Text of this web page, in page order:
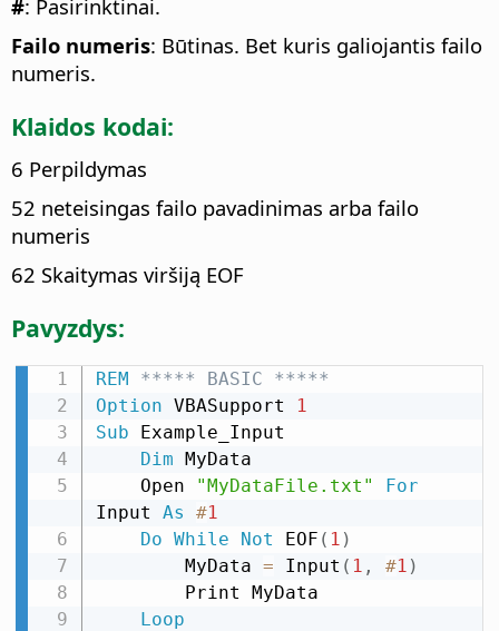
#: Pasirinktinai.
Failo numeris: Būtinas. Bet kuris galiojantis failo
numeris.
Klaidos kodai:
6 Perpildymas
52 neteisingas failo pavadinimas arba failo
numeris
62 Skaitymas viršiją EOF
Pavyzdys:
REM ***** BASIC *****
Option VBASupport
1
Sub Example_Input
Dim MyData
    Open
"MyDataFile.txt"
For
Input As #1
Do While Not EOF ( 1 )
        MyData
= Input ( 1 , #1 )
Loop